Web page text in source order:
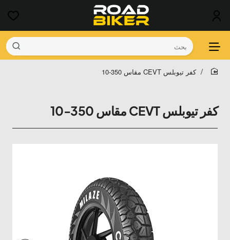
بحث
كفر تيوبلس CEVT مقاس 350-10
كفر تيوبلس CEVT مقاس 350-10